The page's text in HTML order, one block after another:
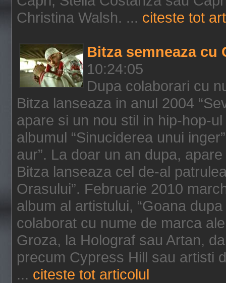
Christina Walsh. ... citeste tot
Bitza semneaza cu
10:24:05
Dupa colaborari cu
Bitza lanseaza in anul 2004
apare si un nou stil in hip-hop-
albumul “Sinuciderea unui
aur”. La doar un an dupa,
Bitza lanseaza cel de-al
Orasului”. Februarie 2010
album al artistului, “Goana
colaborat cu nume de marca
Groza, la Holograf sau Artan,
precum Cypress Hill sau artisti
... citeste tot articolul